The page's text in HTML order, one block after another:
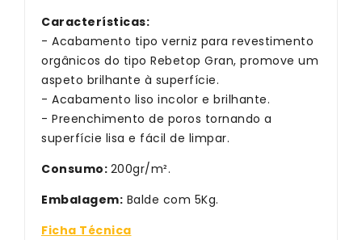
Características:
- Acabamento tipo verniz para revestimento
orgânicos do tipo Rebetop Gran, promove um
aspeto brilhante à superfície.
- Acabamento liso incolor e brilhante.
- Preenchimento de poros tornando a
superfície lisa e fácil de limpar.
Consumo: 200gr/m².
Embalagem: Balde com 5Kg.
Ficha Técnica